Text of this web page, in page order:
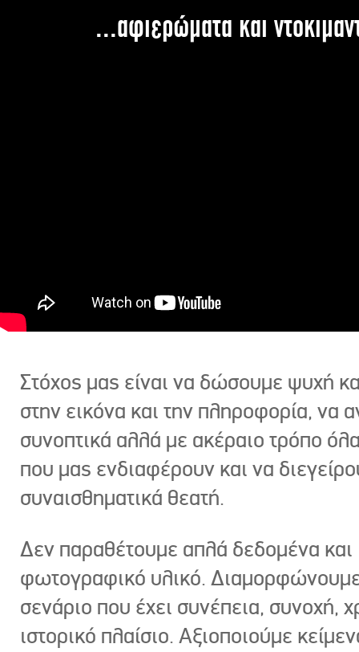
...αφιερώματα και
Στόχος μας είναι να δώσουμε ψυχή
στην εικόνα και την πληροφορία, να
συνοπτικά αλλά με ακέραιο τρόπο
που μας ενδιαφέρουν και να
συναισθηματικά θεατή.
Δεν παραθέτουμε απλά δεδομένα και
φωτογραφικό υλικό.
σενάριο που έχει συνέπεια, συνοχή,
ιστορικό πλαίσιο. Αξιοποιούμε